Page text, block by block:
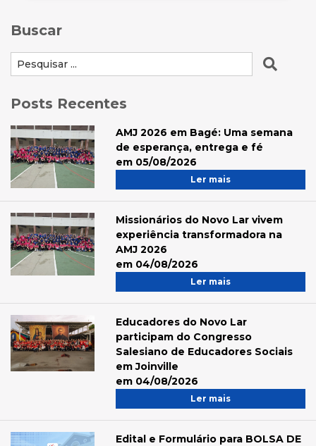
Buscar
Posts Recentes
AMJ 2026 em Bagé: Uma semana
de esperança, entrega e fé
em 05/08/2026
Ler mais
Missionários do Novo Lar vivem
experiência transformadora na
AMJ 2026
em 04/08/2026
Ler mais
Educadores do Novo Lar
participam do Congresso
Salesiano de Educadores Sociais
em Joinville
em 04/08/2026
Ler mais
Edital e Formulário para BOLSA DE